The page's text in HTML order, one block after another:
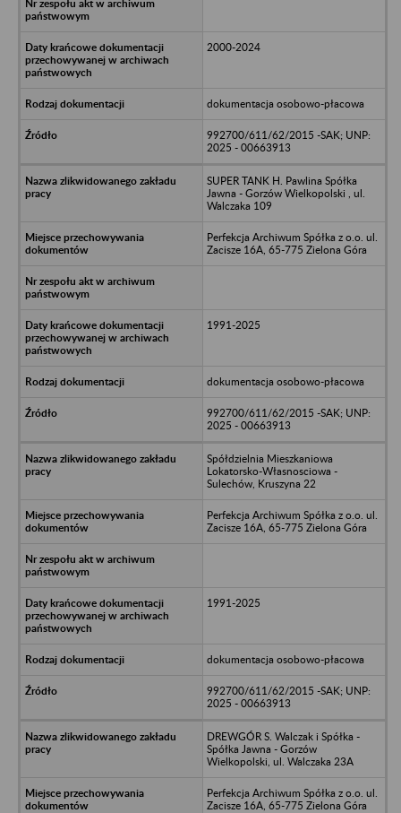
2000-2024
dokumentacja osobowo-płacowa
992700/611/62/2015 -SAK; UNP:
2025 - 00663913
SUPER TANK H. Pawlina Spółka
Jawna - Gorzów Wielkopolski , ul.
Walczaka 109
Perfekcja Archiwum Spółka z o.o. ul.
Zacisze 16A, 65-775 Zielona Góra
1991-2025
dokumentacja osobowo-płacowa
992700/611/62/2015 -SAK; UNP:
2025 - 00663913
Spółdzielnia Mieszkaniowa
Lokatorsko-Własnosciowa -
Sulechów, Kruszyna 22
Perfekcja Archiwum Spółka z o.o. ul.
Zacisze 16A, 65-775 Zielona Góra
1991-2025
dokumentacja osobowo-płacowa
992700/611/62/2015 -SAK; UNP:
2025 - 00663913
DREWGÓR S. Walczak i Spółka -
Spółka Jawna - Gorzów
Wielkopolski, ul. Walczaka 23A
Perfekcja Archiwum Spółka z o.o. ul.
Zacisze 16A, 65-775 Zielona Góra